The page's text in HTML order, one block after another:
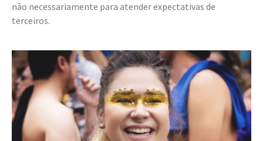
não necessariamente para atender expectativas de
terceiros.